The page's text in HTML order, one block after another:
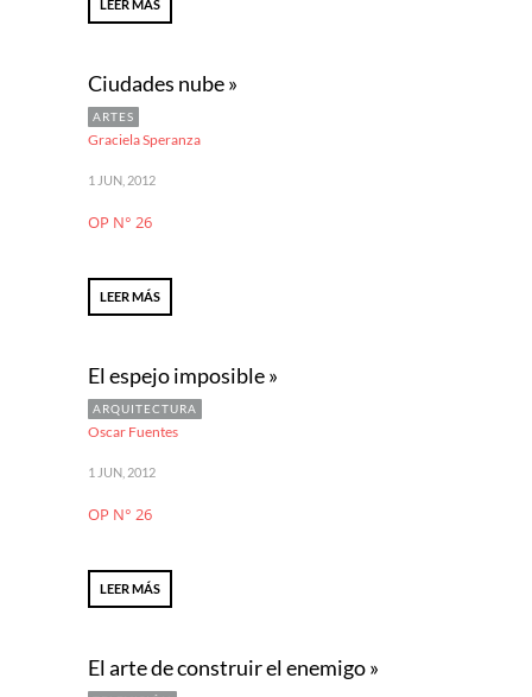
LEER MÁS
Ciudades nube »
ARTES
Graciela Speranza
1 JUN, 2012
OP N° 26
LEER MÁS
El espejo imposible »
ARQUITECTURA
Oscar Fuentes
1 JUN, 2012
OP N° 26
LEER MÁS
El arte de construir el enemigo »